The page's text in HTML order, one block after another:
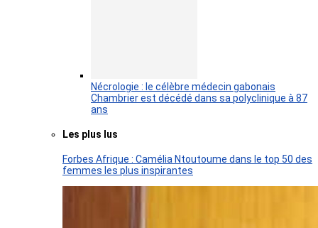
Nécrologie : le célèbre médecin gabonais
Chambrier est décédé dans sa polyclinique à 87
ans
Les plus lus
Forbes Afrique : Camélia Ntoutoume dans le top 50 des
femmes les plus inspirantes